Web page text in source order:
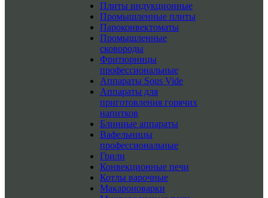
Плиты индукционные
Промышленные плиты
Пароконвектоматы
Промышленные
сковороды
Фритюрницы
профессиональные
Аппараты Sous Vide
Аппараты для
приготовления горячих
напитков
Блинные аппараты
Вафельницы
профессиональные
Грили
Конвекционные печи
Котлы варочные
Макароноварки